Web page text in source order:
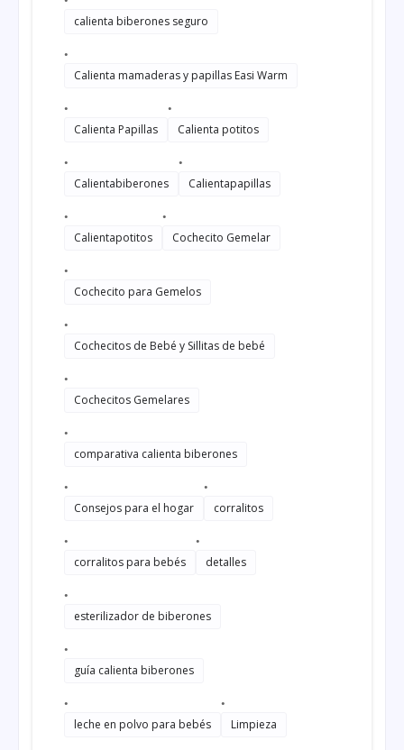
calienta biberones seguro
Calienta mamaderas y papillas Easi Warm
Calienta Papillas Calienta potitos
Calientabiberones Calientapapillas
Calientapotitos Cochecito Gemelar
Cochecito para Gemelos
Cochecitos de Bebé y Sillitas de bebé
Cochecitos Gemelares
comparativa calienta biberones
Consejos para el hogar corralitos
corralitos para bebés detalles
esterilizador de biberones
guía calienta biberones
leche en polvo para bebés Limpieza